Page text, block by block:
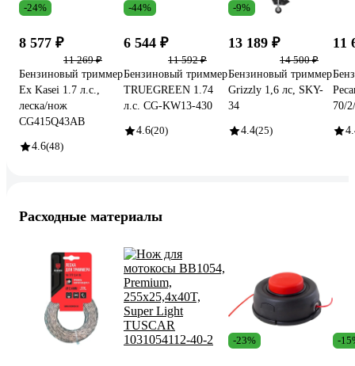
-24%
8 577 ₽
11 269 ₽
Бензиновый триммер
Ex Kasei 1.7 л.с.,
леска/нож
CG415Q43AB
4.6(48)
-44%
6 544 ₽
11 592 ₽
Бензиновый триммер
TRUEGREEN 1.74
л.с. CG-KW13-430
4.6(20)
-9%
13 189 ₽
14 500 ₽
Бензиновый триммер
Grizzly 1,6 лс, SKY-
34
4.4(25)
11
70/
Расходные материалы
-23% -